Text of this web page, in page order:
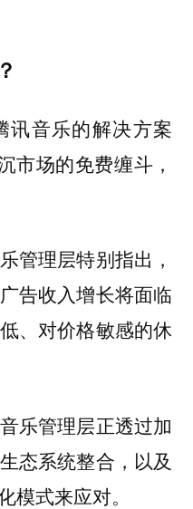
讯音乐的解决方案
市场的免费缠斗，
管理层特别指出，
告收入增长将面临
、对价格敏感的休
乐管理层正透过加
态系统整合，以及
模式来应对。